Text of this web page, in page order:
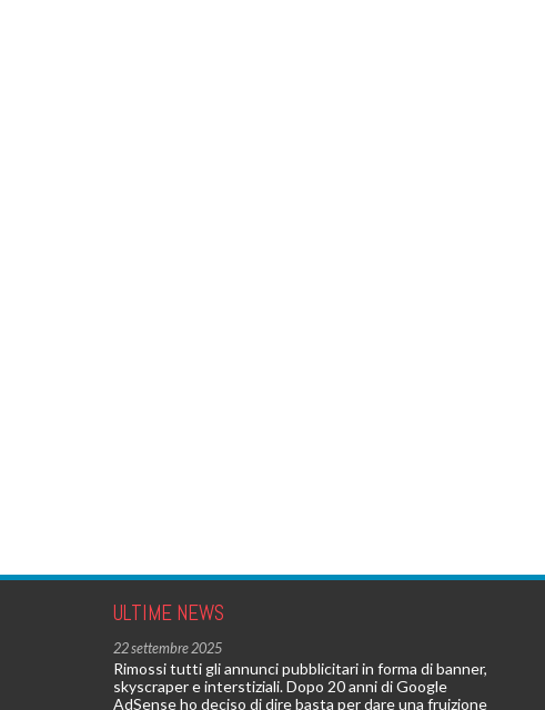
ULTIME NEWS
22 settembre 2025
Rimossi tutti gli annunci pubblicitari in forma di banner,
skyscraper e interstiziali. Dopo 20 anni di Google
AdSense ho deciso di dire basta per dare una fruizione